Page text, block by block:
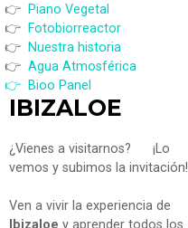
👉 Piano Vegetal
👉 Fotobiorreactor
👉 Nuestra historia
👉 Agua Atmosférica
👉 Bioo Panel
IBIZALOE
¿Vienes a visitarnos?
¡Lo
vemos y subimos la invitación!
Ven a vivir la experiencia de